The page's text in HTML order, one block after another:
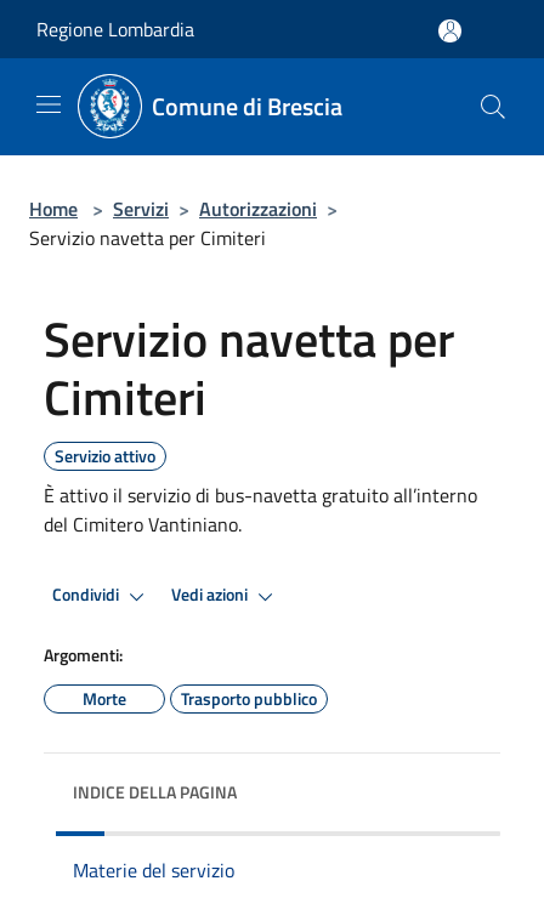
Regione Lombardia
Comune di Brescia
Home > Servizi > Autorizzazioni >
Servizio navetta per Cimiteri
Servizio navetta per
Cimiteri
Servizio attivo
È attivo il servizio di bus-navetta gratuito all’interno
del Cimitero Vantiniano.
Condividi Vedi azioni
Argomenti:
Morte
Trasporto pubblico
INDICE DELLA PAGINA
Materie del servizio